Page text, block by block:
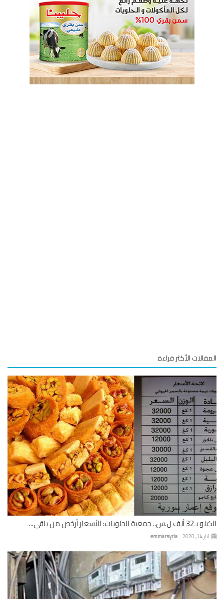
المقالات الأكثر قراءة
الكيلو بـ32 ألف ل.س.. جمعية الحلويات: الأسعار أرخص من باقي...
emmarsyria ايار 14, 2020